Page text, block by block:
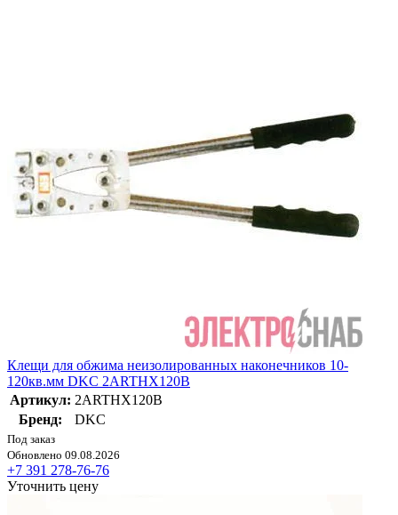
Клещи для обжима неизолированных наконечников 10-
120кв.мм DKC 2ARTHX120B
Артикул: 2ARTHX120B
Бренд:
DKC
Под заказ
Обновлено 09.08.2026
+7 391 278-76-76
Уточнить цену